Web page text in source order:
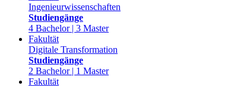
Ingenieurwissenschaften
Studiengänge
4 Bachelor | 3 Master
Fakultät
Digitale Transformation
Studiengänge
2 Bachelor | 1 Master
Fakultät